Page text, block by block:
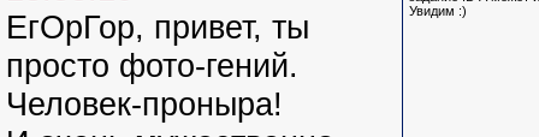
ЕгОрГор, привет, ты
просто фото-гений.
Человек-проныра!
Увидим :)